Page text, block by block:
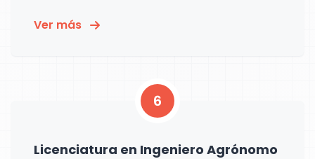
Ver más
6
Licenciatura en Ingeniero Agrónomo